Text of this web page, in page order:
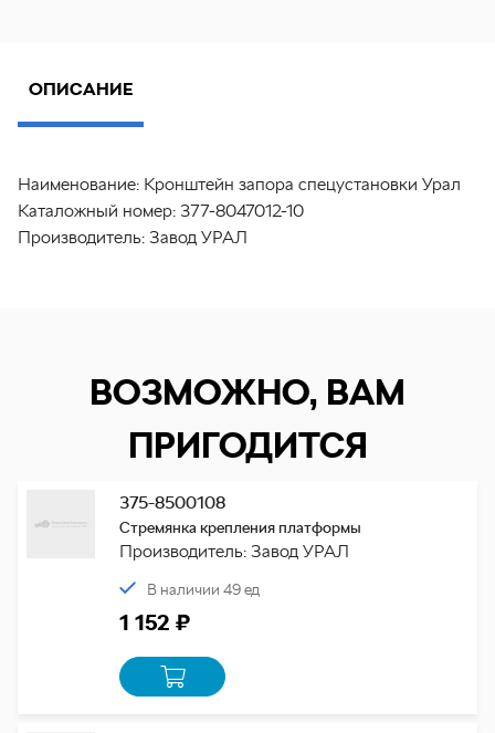
ОПИСАНИЕ
Наименование: Кронштейн запора спецустановки Урал
Каталожный номер: 377-8047012-10
Производитель: Завод УРАЛ
ВОЗМОЖНО, ВАМ
ПРИГОДИТСЯ
375-8500108
Стремянка крепления платформы
Производитель: Завод УРАЛ
В наличии 49 ед
1 152 ₽